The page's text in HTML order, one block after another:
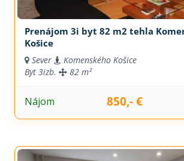
Prenájom 3i byt 82 m2 tehla
Košice
Sever
Komenského Košice
Byt 3izb. 82 m²
Nájom 850,- €